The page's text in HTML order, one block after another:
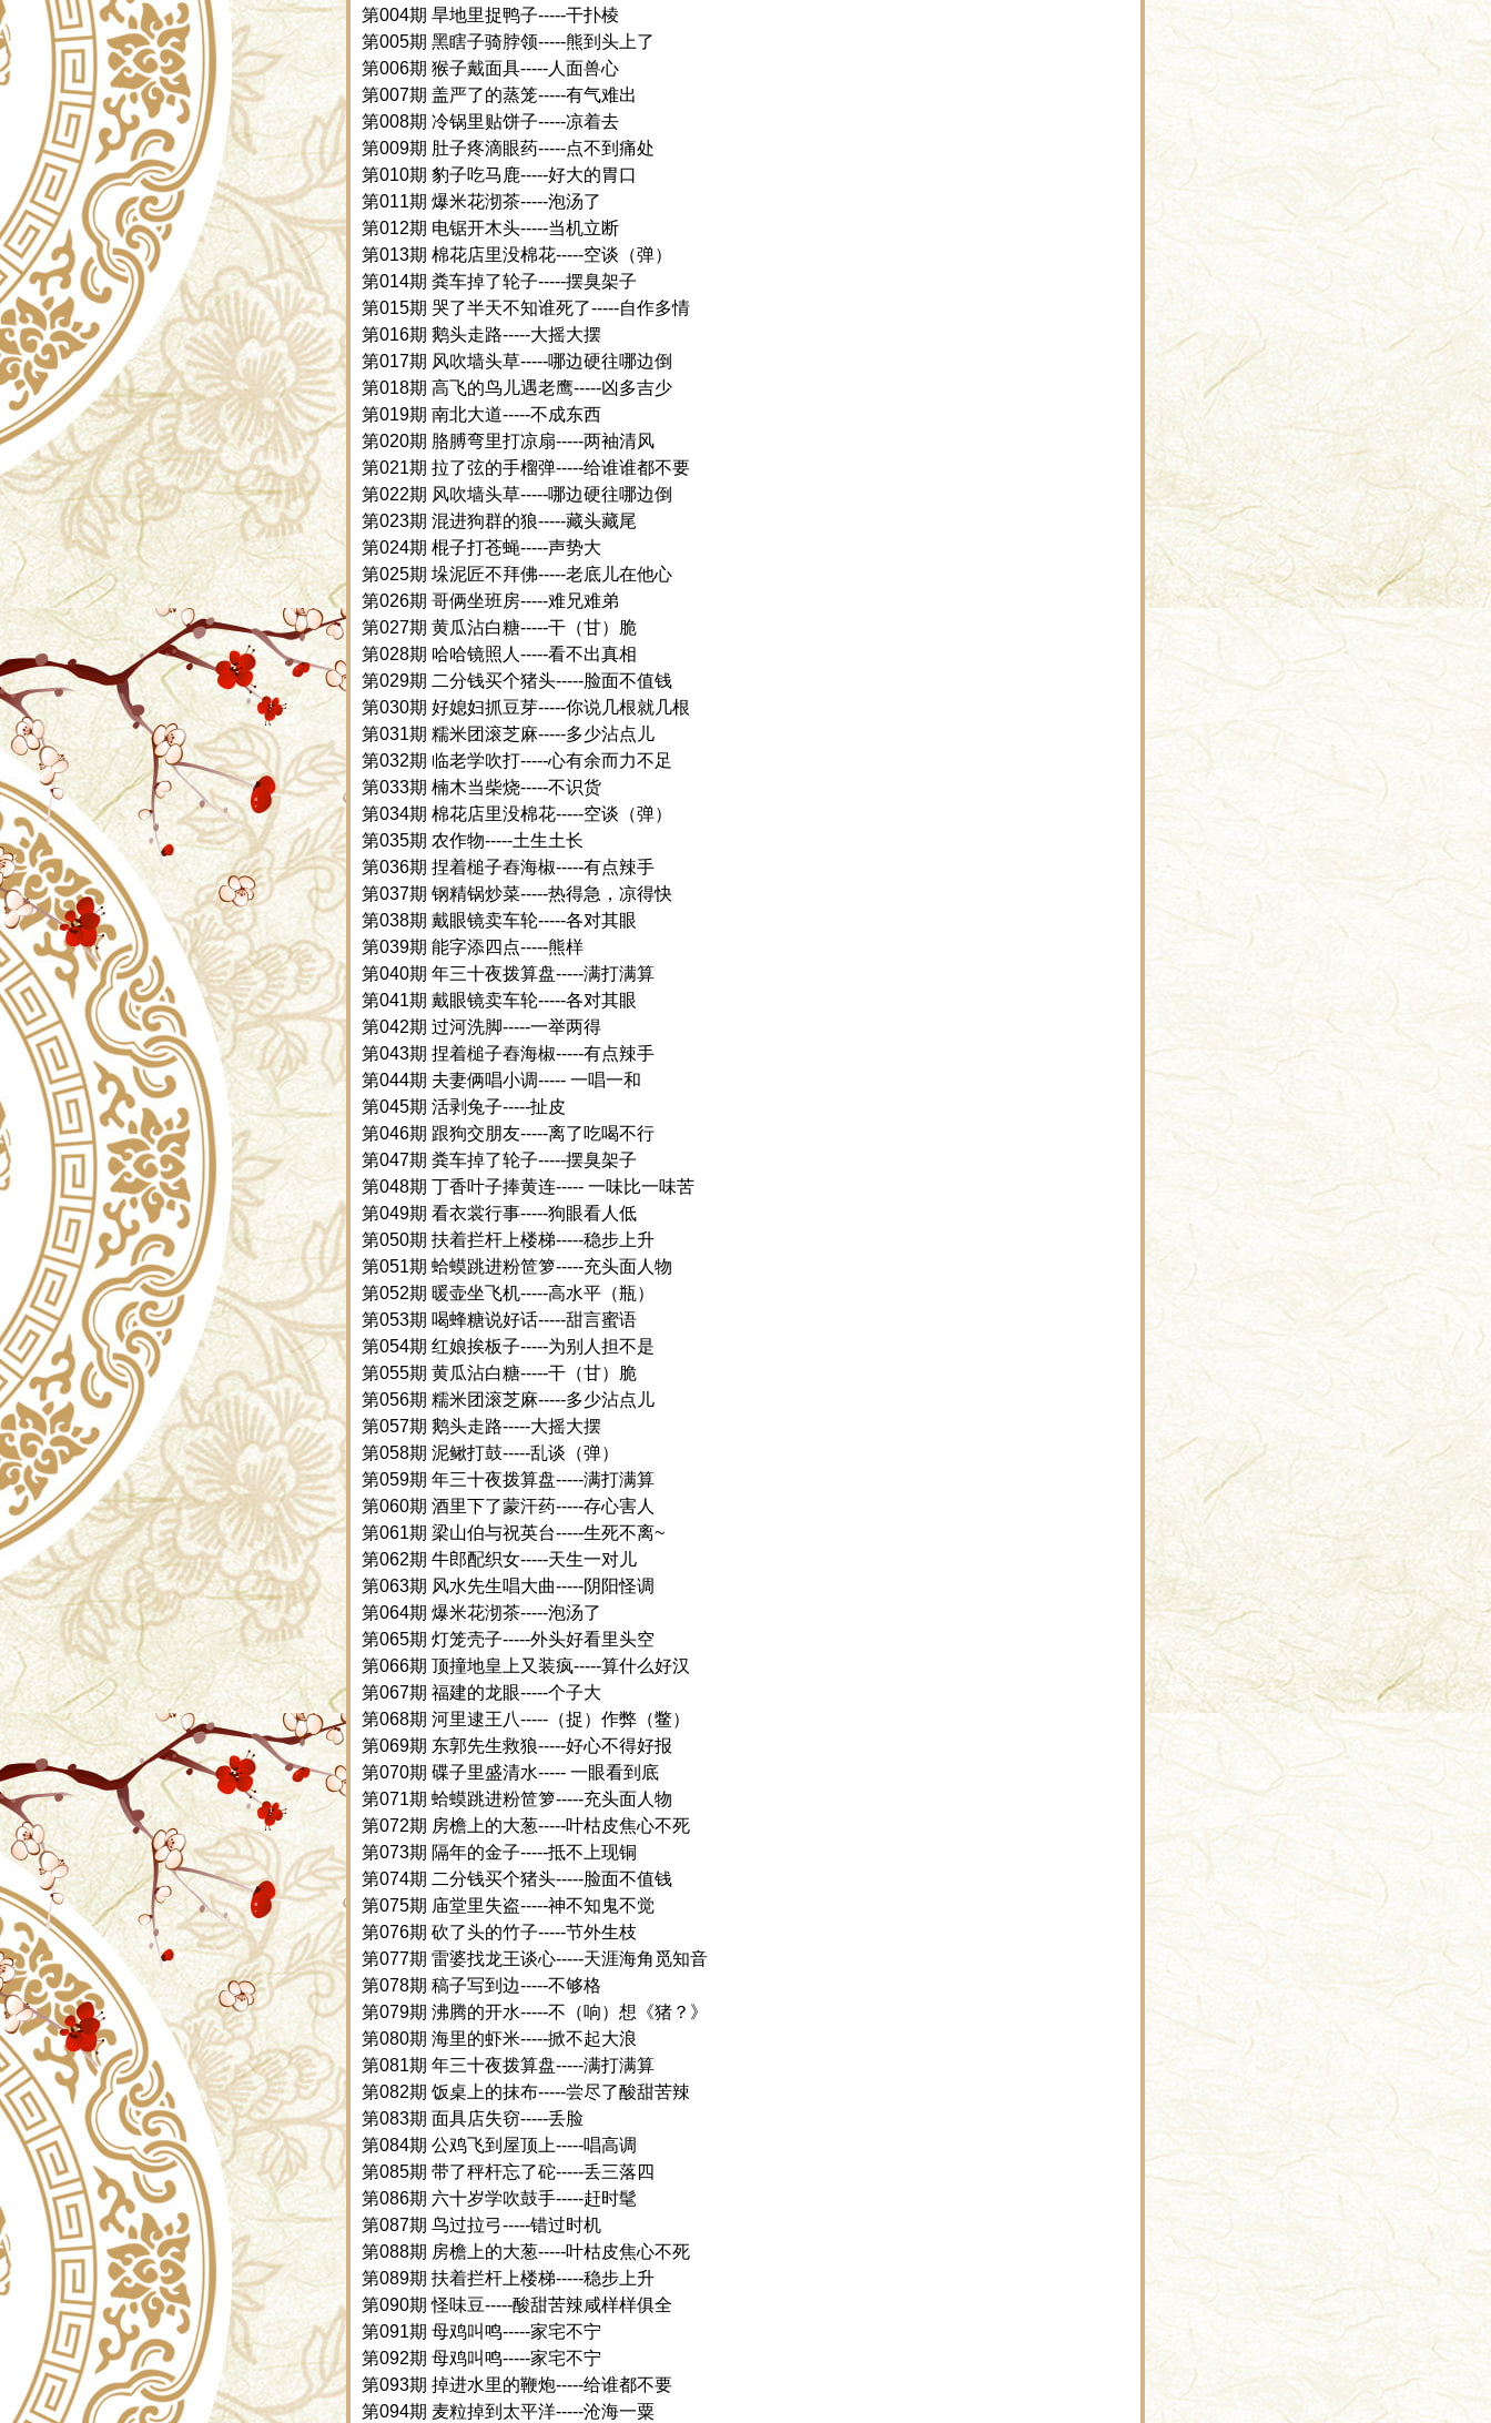
第004期 旱地里捉鸭子-----干扑棱
第005期 黑瞎子骑脖领-----熊到头上了
第006期 猴子戴面具-----人面兽心
第007期 盖严了的蒸笼-----有气难出
第008期 冷锅里贴饼子-----凉着去
第009期 肚子疼滴眼药-----点不到痛处
第010期 豹子吃马鹿-----好大的胃口
第011期 爆米花沏茶-----泡汤了
第012期 电锯开木头-----当机立断
第013期 棉花店里没棉花-----空谈（弹）
第014期 粪车掉了轮子-----摆臭架子
第015期 哭了半天不知谁死了-----自作多情
第016期 鹅头走路-----大摇大摆
第017期 风吹墙头草-----哪边硬往哪边倒
第018期 高飞的鸟儿遇老鹰-----凶多吉少
第019期 南北大道-----不成东西
第020期 胳膊弯里打凉扇-----两袖清风
第021期 拉了弦的手榴弹-----给谁谁都不要
第022期 风吹墙头草-----哪边硬往哪边倒
第023期 混进狗群的狼-----藏头藏尾
第024期 棍子打苍蝇-----声势大
第025期 垛泥匠不拜佛-----老底儿在他心
第026期 哥俩坐班房-----难兄难弟
第027期 黄瓜沾白糖-----干（甘）脆
第028期 哈哈镜照人-----看不出真相
第029期 二分钱买个猪头-----脸面不值钱
第030期 好媳妇抓豆芽-----你说几根就几根
第031期 糯米团滚芝麻-----多少沾点儿
第032期 临老学吹打-----心有余而力不足
第033期 楠木当柴烧-----不识货
第034期 棉花店里没棉花-----空谈（弹）
第035期 农作物-----土生土长
第036期 捏着槌子舂海椒-----有点辣手
第037期 钢精锅炒菜-----热得急，凉得快
第038期 戴眼镜卖车轮-----各对其眼
第039期 能字添四点-----熊样
第040期 年三十夜拨算盘-----满打满算
第041期 戴眼镜卖车轮-----各对其眼
第042期 过河洗脚-----一举两得
第043期 捏着槌子舂海椒-----有点辣手
第044期 夫妻俩唱小调----- 一唱一和
第045期 活剥兔子-----扯皮
第046期 跟狗交朋友-----离了吃喝不行
第047期 粪车掉了轮子-----摆臭架子
第048期 丁香叶子捧黄连----- 一味比一味苦
第049期 看衣裳行事-----狗眼看人低
第050期 扶着拦杆上楼梯-----稳步上升
第051期 蛤蟆跳进粉笸箩-----充头面人物
第052期 暖壶坐飞机-----高水平（瓶）
第053期 喝蜂糖说好话-----甜言蜜语
第054期 红娘挨板子-----为别人担不是
第055期 黄瓜沾白糖-----干（甘）脆
第056期 糯米团滚芝麻-----多少沾点儿
第057期 鹅头走路-----大摇大摆
第058期 泥鳅打鼓-----乱谈（弹）
第059期 年三十夜拨算盘-----满打满算
第060期 酒里下了蒙汗药-----存心害人
第061期 梁山伯与祝英台-----生死不离~
第062期 牛郎配织女-----天生一对儿
第063期 风水先生唱大曲-----阴阳怪调
第064期 爆米花沏茶-----泡汤了
第065期 灯笼壳子-----外头好看里头空
第066期 顶撞地皇上又装疯-----算什么好汉
第067期 福建的龙眼-----个子大
第068期 河里逮王八-----（捉）作弊（鳖）
第069期 东郭先生救狼-----好心不得好报
第070期 碟子里盛清水----- 一眼看到底
第071期 蛤蟆跳进粉笸箩-----充头面人物
第072期 房檐上的大葱-----叶枯皮焦心不死
第073期 隔年的金子-----抵不上现铜
第074期 二分钱买个猪头-----脸面不值钱
第075期 庙堂里失盗-----神不知鬼不觉
第076期 砍了头的竹子-----节外生枝
第077期 雷婆找龙王谈心-----天涯海角觅知音
第078期 稿子写到边-----不够格
第079期 沸腾的开水-----不（响）想《猪？》
第080期 海里的虾米-----掀不起大浪
第081期 年三十夜拨算盘-----满打满算
第082期 饭桌上的抹布-----尝尽了酸甜苦辣
第083期 面具店失窃-----丢脸
第084期 公鸡飞到屋顶上-----唱高调
第085期 带了秤杆忘了砣-----丢三落四
第086期 六十岁学吹鼓手-----赶时髦
第087期 鸟过拉弓-----错过时机
第088期 房檐上的大葱-----叶枯皮焦心不死
第089期 扶着拦杆上楼梯-----稳步上升
第090期 怪味豆-----酸甜苦辣咸样样俱全
第091期 母鸡叫鸣-----家宅不宁
第092期 母鸡叫鸣-----家宅不宁
第093期 掉进水里的鞭炮-----给谁都不要
第094期 麦粒掉到太平洋-----沧海一粟